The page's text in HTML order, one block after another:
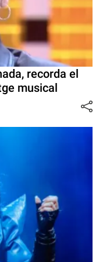
recorda el
musical